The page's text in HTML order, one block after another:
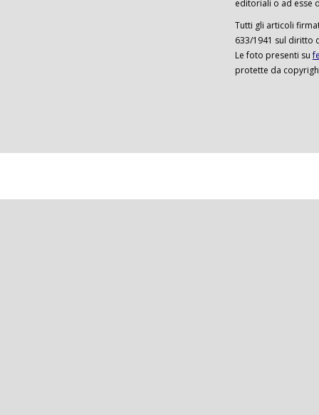
editoriali o ad esse
Tutti gli articoli
633/1941 sul diritto
Le foto presenti su
protette da